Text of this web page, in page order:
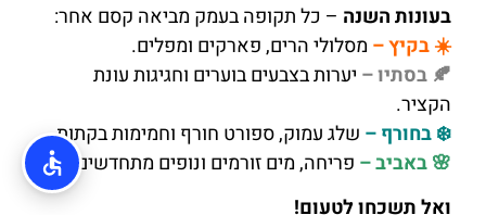
בעונות השנה – כל תקופה בעמק מביאה קסם אחר:
☀️ בקיץ – מסלולי הרים, פארקים ומפלים.
🍂 בסתיו – יערות בצבעים בוערים וחגיגות עונת
הקציר.
❄️ בחורף – שלג עמוק, ספורט חורף וחמימות בקתות.
🌸 באביב – פריחה, מים זורמים ונופים מתחדשים.
ואל תשכחו לטעום!